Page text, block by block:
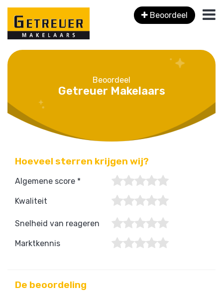
Beoordeel
Beoordeel
Getreuer Makelaars
Hoeveel sterren krijgen wij?
Algemene score *
Kwaliteit
Snelheid van reageren
Marktkennis
De beoordeling